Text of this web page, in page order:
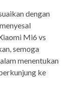
dengan
Mi6 vs
semoga
menentukan
ke